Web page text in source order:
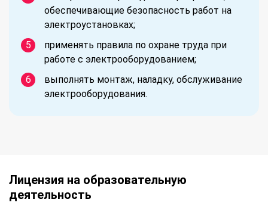
обеспечивающие безопасность работ на
электроустановках;
применять правила по охране труда при
работе с электрооборудованием;
выполнять монтаж, наладку, обслуживание
электрооборудования.
Лицензия на образовательную
деятельность